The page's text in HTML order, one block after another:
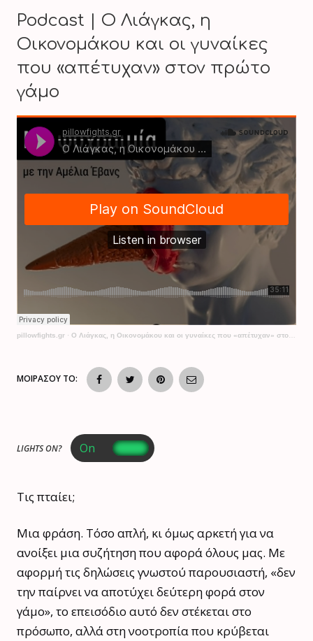
Podcast | Ο Λιάγκας, η
Οικονομάκου και οι γυναίκες
που «απέτυχαν» στον πρώτο
γάμο
pillowfights.gr · Ο Λιάγκας, η Οικονομάκου και οι γυναίκες που «απέτυχαν» στον πρώτο γάμο
ΜΟΙΡΑΣΟΥ ΤΟ:
LIGHTS ON?
Τις πταίει;
Μια φράση. Τόσο απλή, κι όμως αρκετή για να
ανοίξει μια συζήτηση που αφορά όλους μας. Με
αφορμή τις δηλώσεις γνωστού παρουσιαστή, «δεν
την παίρνει να αποτύχει δεύτερη φορά στον
γάμο», το επεισόδιο αυτό δεν στέκεται στο
πρόσωπο, αλλά στη νοοτροπία που κρύβεται